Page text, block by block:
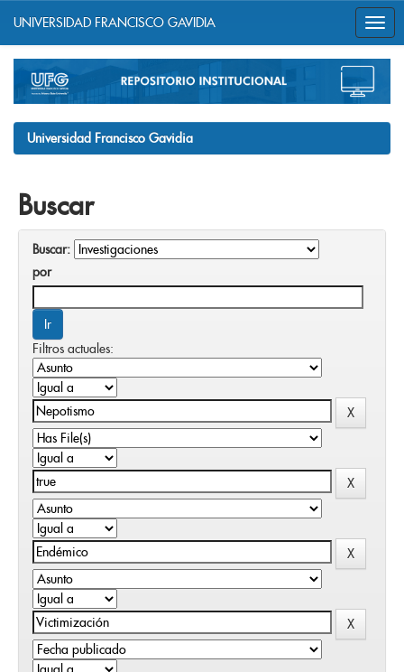
navigation
UNIVERSIDAD FRANCISCO GAVIDIA
Universidad Francisco Gavidia
Buscar
Buscar:
por
Filtros actuales: